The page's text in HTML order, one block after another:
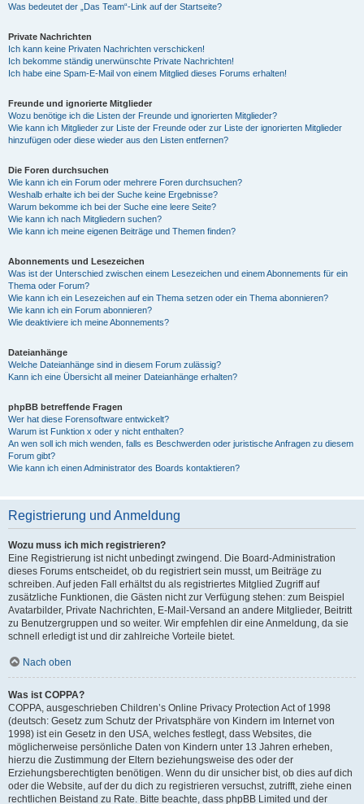
Was bedeutet der „Das Team“-Link auf der Startseite?
Private Nachrichten
Ich kann keine Privaten Nachrichten verschicken!
Ich bekomme ständig unerwünschte Private Nachrichten!
Ich habe eine Spam-E-Mail von einem Mitglied dieses Forums erhalten!
Freunde und ignorierte Mitglieder
Wozu benötige ich die Listen der Freunde und ignorierten Mitglieder?
Wie kann ich Mitglieder zur Liste der Freunde oder zur Liste der ignorierten Mitglieder
hinzufügen oder diese wieder aus den Listen entfernen?
Die Foren durchsuchen
Wie kann ich ein Forum oder mehrere Foren durchsuchen?
Weshalb erhalte ich bei der Suche keine Ergebnisse?
Warum bekomme ich bei der Suche eine leere Seite?
Wie kann ich nach Mitgliedern suchen?
Wie kann ich meine eigenen Beiträge und Themen finden?
Abonnements und Lesezeichen
Was ist der Unterschied zwischen einem Lesezeichen und einem Abonnements für ein
Thema oder Forum?
Wie kann ich ein Lesezeichen auf ein Thema setzen oder ein Thema abonnieren?
Wie kann ich ein Forum abonnieren?
Wie deaktiviere ich meine Abonnements?
Dateianhänge
Welche Dateianhänge sind in diesem Forum zulässig?
Kann ich eine Übersicht all meiner Dateianhänge erhalten?
phpBB betreffende Fragen
Wer hat diese Forensoftware entwickelt?
Warum ist Funktion x oder y nicht enthalten?
An wen soll ich mich wenden, falls es Beschwerden oder juristische Anfragen zu diesem
Forum gibt?
Wie kann ich einen Administrator des Boards kontaktieren?
Registrierung und Anmeldung
Wozu muss ich mich registrieren?
Eine Registrierung ist nicht unbedingt zwingend. Die Board-Administration
dieses Forums entscheidet, ob du registriert sein musst, um Beiträge zu
schreiben. Auf jeden Fall erhältst du als registriertes Mitglied Zugriff auf
zusätzliche Funktionen, die Gästen nicht zur Verfügung stehen: zum Beispiel
Avatarbilder, Private Nachrichten, E-Mail-Versand an andere Mitglieder, Beitritt
zu Benutzergruppen und so weiter. Wir empfehlen dir eine Anmeldung, da sie
schnell erledigt ist und dir zahlreiche Vorteile bietet.
Nach oben
Was ist COPPA?
COPPA, ausgeschrieben Children’s Online Privacy Protection Act of 1998
(deutsch: Gesetz zum Schutz der Privatsphäre von Kindern im Internet von
1998) ist ein Gesetz in den USA, welches festlegt, dass Websites, die
möglicherweise persönliche Daten von Kindern unter 13 Jahren erheben,
hierzu die Zustimmung der Eltern beziehungsweise des oder der
Erziehungsberechtigten benötigen. Wenn du dir unsicher bist, ob dies auf dich
oder die Website, auf der du dich zu registrieren versuchst, zutrifft, ziehe einen
rechtlichen Beistand zu Rate. Bitte beachte, dass phpBB Limited und der